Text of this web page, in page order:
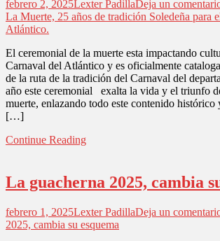
febrero 2, 2025Lexter PadillaDeja un
La Muerte, 25 años de tradición Soledeña para
Atlántico.
El ceremonial de la muerte esta impactando
Carnaval del Atlántico y es oficialmente
de la ruta de la tradición del Carnaval del
año este ceremonial exalta la vida y el triunfo
muerte, enlazando todo este contenido histórico
[…]
Continue Reading
La guacherna 2025, cambia
febrero 1, 2025Lexter PadillaDeja un
2025, cambia su esquema